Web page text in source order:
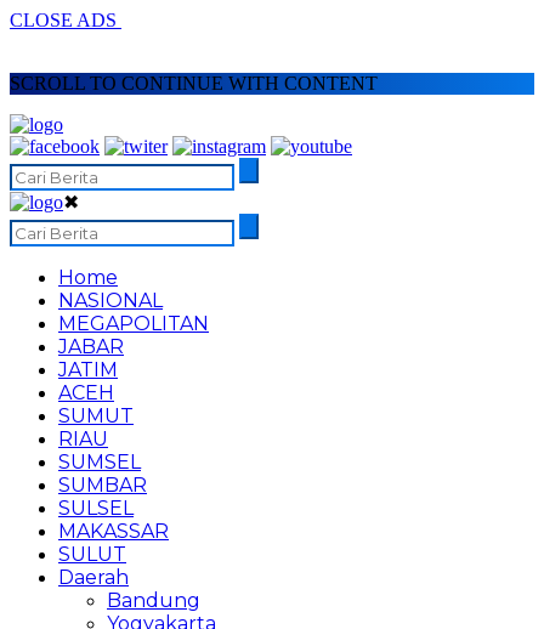
CLOSE ADS
SCROLL TO CONTINUE WITH CONTENT
✖
Home
NASIONAL
MEGAPOLITAN
JABAR
JATIM
ACEH
SUMUT
RIAU
SUMSEL
SUMBAR
SULSEL
MAKASSAR
SULUT
Daerah
Bandung
Yogyakarta